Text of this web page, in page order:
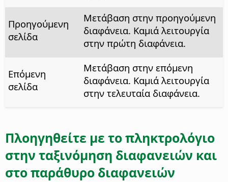
Προηγούμενη
σελίδα
Μετάβαση στην προηγούμενη
διαφάνεια. Καμιά λειτουργία
στην πρώτη διαφάνεια.
Επόμενη
σελίδα
Μετάβαση στην επόμενη
διαφάνεια. Καμιά λειτουργία
στην τελευταία διαφάνεια.
Πλοηγηθείτε με το πληκτρολόγιο
στην ταξινόμηση διαφανειών και
στο παράθυρο διαφανειών